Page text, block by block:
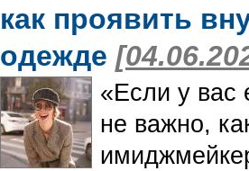
как проявить
одежде
«Если у вас
не важно,